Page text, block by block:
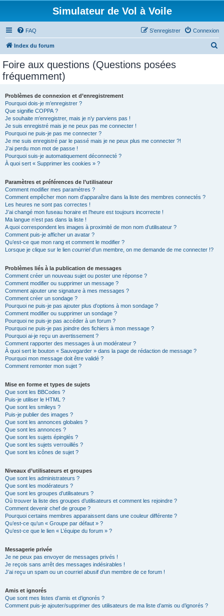
Simulateur de Vol à Voile
FAQ Connexion
S’enregistrer
Index du forum
Foire aux questions (Questions posées
fréquemment)
Problèmes de connexion et d’enregistrement
Pourquoi dois-je m’enregistrer ?
Que signifie COPPA ?
Je souhaite m’enregistrer, mais je n’y parviens pas !
Je suis enregistré mais je ne peux pas me connecter !
Pourquoi ne puis-je pas me connecter ?
Je me suis enregistré par le passé mais je ne peux plus me connecter ?!
J’ai perdu mon mot de passe !
Pourquoi suis-je automatiquement déconnecté ?
À quoi sert « Supprimer les cookies » ?
Paramètres et préférences de l’utilisateur
Comment modifier mes paramètres ?
Comment empêcher mon nom d’apparaître dans la liste des membres connectés ?
Les heures ne sont pas correctes !
J’ai changé mon fuseau horaire et l’heure est toujours incorrecte !
Ma langue n’est pas dans la liste !
A quoi correspondent les images à proximité de mon nom d’utilisateur ?
Comment puis-je afficher un avatar ?
Qu’est-ce que mon rang et comment le modifier ?
Lorsque je clique sur le lien courrield’un membre, on me demande de me connecter !?
Problèmes liés à la publication de messages
Comment créer un nouveau sujet ou poster une réponse ?
Comment modifier ou supprimer un message ?
Comment ajouter une signature à mes messages ?
Comment créer un sondage ?
Pourquoi ne puis-je pas ajouter plus d’options à mon sondage ?
Comment modifier ou supprimer un sondage ?
Pourquoi ne puis-je pas accéder à un forum ?
Pourquoi ne puis-je pas joindre des fichiers à mon message ?
Pourquoi ai-je reçu un avertissement ?
Comment rapporter des messages à un modérateur ?
À quoi sert le bouton « Sauvegarder » dans la page de rédaction de message ?
Pourquoi mon message doit être validé ?
Comment remonter mon sujet ?
Mise en forme et types de sujets
Que sont les BBCodes ?
Puis-je utiliser le HTML ?
Que sont les smileys ?
Puis-je publier des images ?
Que sont les annonces globales ?
Que sont les annonces ?
Que sont les sujets épinglés ?
Que sont les sujets verrouillés ?
Que sont les icônes de sujet ?
Niveaux d’utilisateurs et groupes
Que sont les administrateurs ?
Que sont les modérateurs ?
Que sont les groupes d’utilisateurs ?
Où trouver la liste des groupes d’utilisateurs et comment les rejoindre ?
Comment devenir chef de groupe ?
Pourquoi certains membres apparaissent dans une couleur différente ?
Qu’est-ce qu’un « Groupe par défaut » ?
Qu’est-ce que le lien « L’équipe du forum » ?
Messagerie privée
Je ne peux pas envoyer de messages privés !
Je reçois sans arrêt des messages indésirables !
J’ai reçu un spam ou un courriel abusif d’un membre de ce forum !
Amis et ignorés
Que sont mes listes d’amis et d’ignorés ?
Comment puis-je ajouter/supprimer des utilisateurs de ma liste d’amis ou d’ignorés ?